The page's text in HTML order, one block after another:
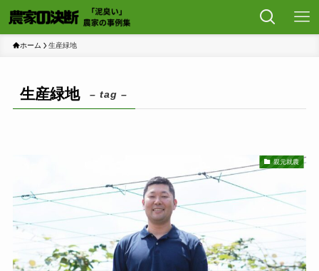
ホーム 生産緑地
生産緑地 – tag –
親元就農